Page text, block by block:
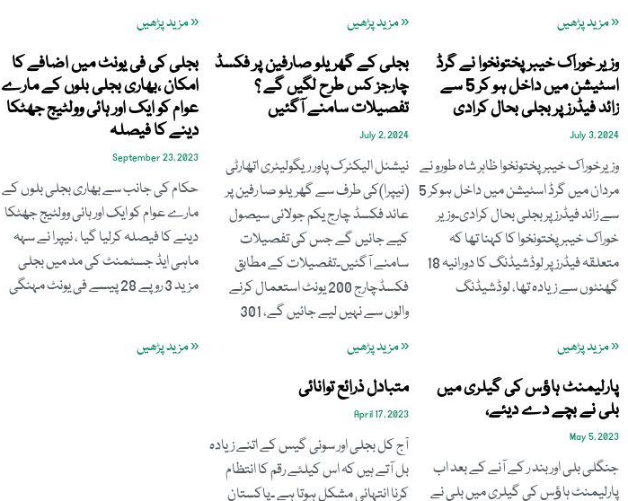
« مزید پڑھیں « مزید پڑھیں « مزید پڑھیں
وزیر خوراک خیبر پختونخوا نے گرڈ
اسٹیشن میں داخل ہو کر 5 سے
زائد فیڈرز پر بجلی بحال کرادی
July 3, 2024
وزیرخوراک خیبرپختونخوا ظاہر شاہ طورو نے
مردان میں گرڈ اسٹیشن میں داخل ہوکر 5
سے زائد فیڈرز پر بجلی بحال کرادی۔وزیر
خوراک خیبر پختونخوا کا کہنا تھا کہ
متعلقہ فیڈرز پر لوڈشیڈنگ کا دورانیہ 18
گھنٹوں سے زیادہ تھا، لوڈشیڈنگ
« مزید پڑھیں
بجلی کے گھریلو صارفین پر فکسڈ
چارجز کس طرح لگیں گے ؟
تفصیلات سامنے آگئیں
July 2, 2024
نیشنل الیکٹرک پاور ریگولیٹری اتھارٹی
(نیپرا)کی طرف سے گھریلو صا رفین پر
عائد فکسڈ چارج یکم جولائی سیصول
کیے جائیں گے جس کی تفصیلات
سامنے آگئیں۔تفصیلات کے مطابق
فکسڈچارج 200 یونٹ استعمال کرنے
والوں سے نہیں لیے جائیں گے، 301
« مزید پڑھیں
بجلی کی فی یونٹ میں اضافے کا
امکان ،بھاری بجلی بلوں کے مارے
عوام کو ایک اور ہائی وولٹیج جھٹکا
دینے کا فیصلہ
September 23, 2023
حکام کی جانب سے بھاری بجلی بلوں کے
مارے عوام کو ایک اور ہائی وولٹیج جھٹکا
دینے کا فیصلہ کرلیا گیا ، نیپرا نے سہہ
ماہی ایڈ جسٹمنٹ کی مد میں بجلی
مزید 3 روپے 28 پیسے فی یونٹ مہنگی
« مزید پڑھیں
پارلیمنٹ ہاﺅس کی گیلری میں
بلی نے بچے دے دیئے،
May 5, 2023
جنگلی بلی اور بند ر کے آنے کے بعد اب
پارلیمنٹ ہاﺅس کی گیلری میں بلی نے
متبادل ذرائع توانائی
April 17, 2023
آج کل بجلی اور سوئی گیس کے اتنے زیادہ
بل آتے ہیں کہ اس کیلئے رقم کا انتظام
کرنا انتہائی مشکل ہوتا ہے ۔پاکستان